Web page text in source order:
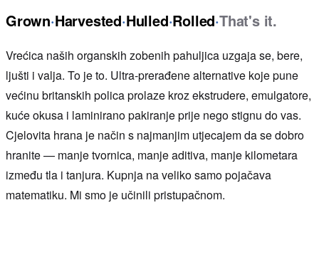
Grown·Harvested·Hulled·Rolled·That's it.
Vrećica naših organskih zobenih pahuljica uzgaja se, bere,
ljušti i valja. To je to. Ultra-prerađene alternative koje pune
većinu britanskih polica prolaze kroz ekstrudere, emulgatore,
kuće okusa i laminirano pakiranje prije nego stignu do vas.
Cjelovita hrana je način s najmanjim utjecajem da se dobro
hranite — manje tvornica, manje aditiva, manje kilometara
između tla i tanjura. Kupnja na veliko samo pojačava
matematiku. Mi smo je učinili pristupačnom.